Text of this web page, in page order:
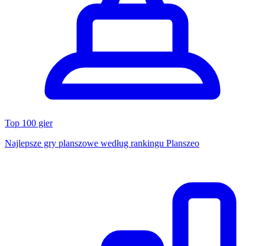
Top 100 gier
Najlepsze gry planszowe według rankingu Planszeo